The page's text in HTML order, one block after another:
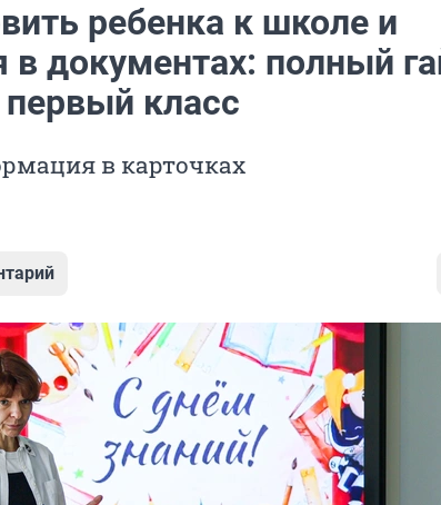
ребенка к школе и
в документах: полный
класс
в карточках